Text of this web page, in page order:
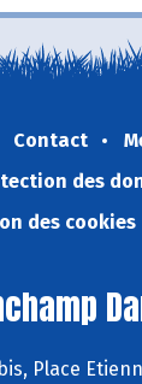
Contact
des
des cookies
Place